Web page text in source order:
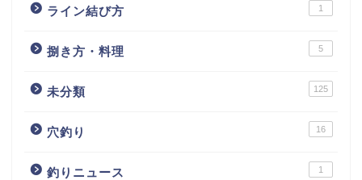
ライン結び方 1
捌き方・料理 5
未分類 125
穴釣り 16
釣りニュース 1